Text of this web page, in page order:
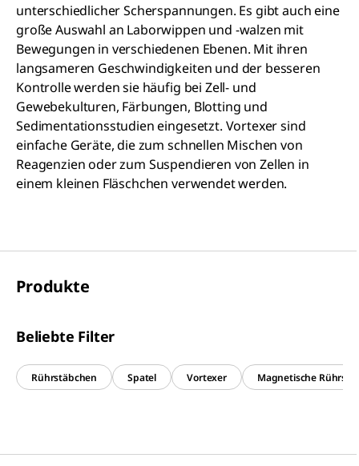
unterschiedlicher Scherspannungen. Es gibt auch eine
große Auswahl an Laborwippen und -walzen mit
Bewegungen in verschiedenen Ebenen. Mit ihren
langsameren Geschwindigkeiten und der besseren
Kontrolle werden sie häufig bei Zell- und
Gewebekulturen, Färbungen, Blotting und
Sedimentationsstudien eingesetzt. Vortexer sind
einfache Geräte, die zum schnellen Mischen von
Reagenzien oder zum Suspendieren von Zellen in
einem kleinen Fläschchen verwendet werden.
Produkte
Beliebte Filter
Rührstäbchen Spatel Vortexer Magnetische